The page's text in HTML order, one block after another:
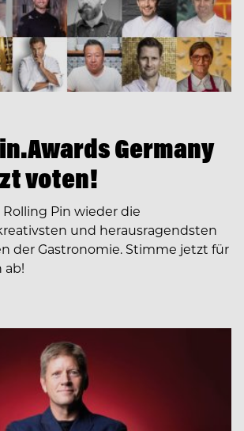
Germany
voten!
Pin wieder die
und herausragendsten
der Gastronomie. Stimme jetzt für
ab!